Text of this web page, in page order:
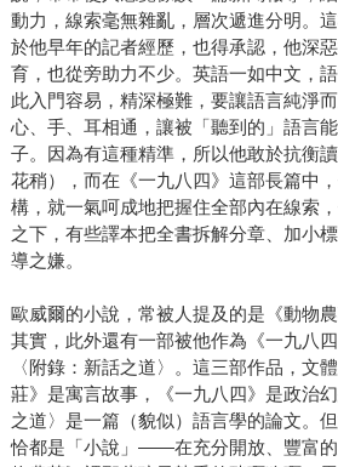
動力，線索毫無雜亂，層次遞進分明。
於他早年的記者經歷，也得承認，他深
育，也從旁助力不少。英語一如中文，
此入門容易，精深極難，要讓語言純淨
心、手、耳相通，讓被「聽到的」語言
子。因為有這種精準，所以他敢於抗衡
花稍），而在《一九八四》這部長篇中
構，就一氣呵成地把握住全部內在線索
之下，有些譯本把全書拆解分章、加小
導之嫌。
歐威爾的小說，常被人提及的是《動物
其實，此外還有一部被他作為《一九八
〈附錄：新話之道〉。這三部作品，文
莊》是寓言故事，《一九八四》是政治
之道〉是一篇（貌似）語言學的論文。
恰都是「小說」——在充分開放、豐富